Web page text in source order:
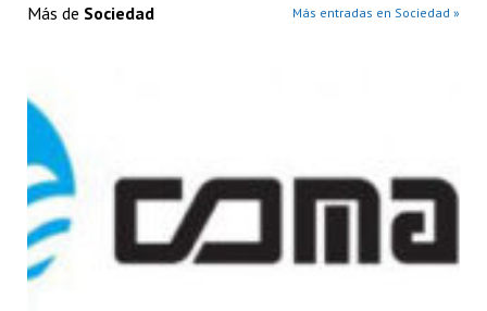
Más de Sociedad Más entradas en Sociedad »